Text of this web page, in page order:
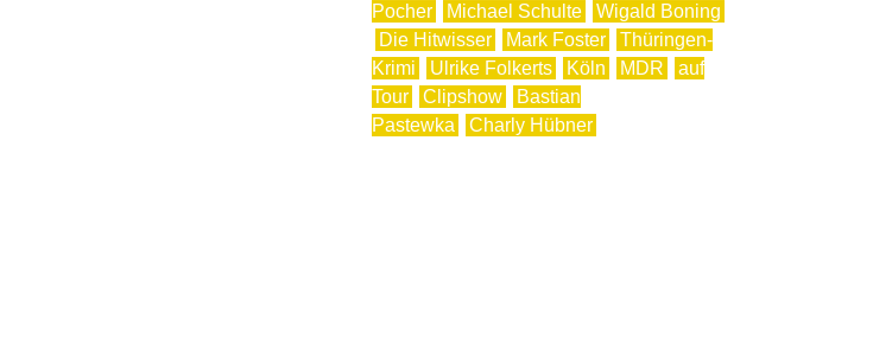
Pocher
Michael Schulte
Wigald Boning
Die Hitwisser
Mark Foster
Thüringen-
Krimi
Ulrike Folkerts Köln MDR
auf
Tour
Clipshow
Bastian
Pastewka
Charly Hübner